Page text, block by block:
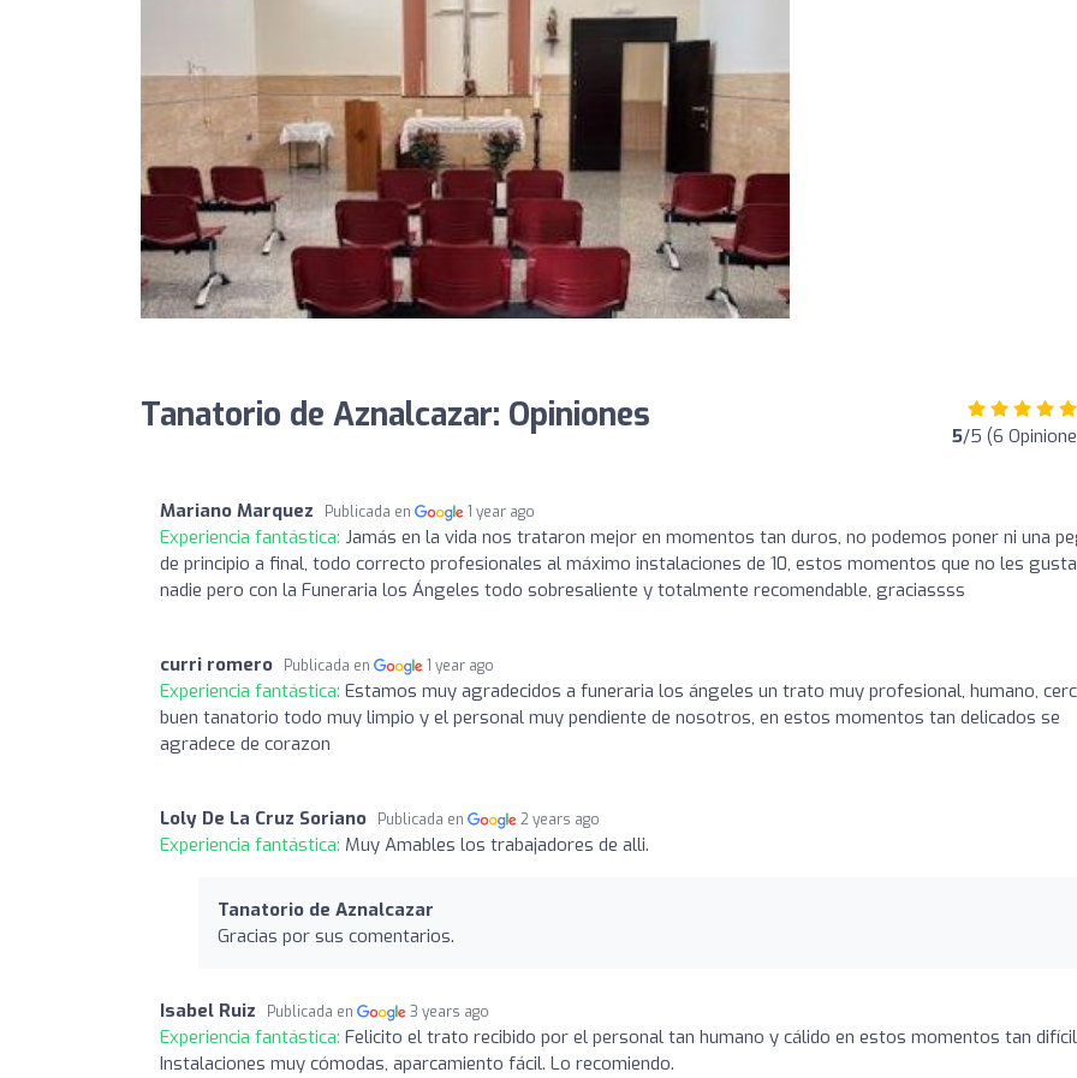
Tanatorio de Aznalcazar: Opiniones 5/5 (6
Mariano Marquez Publicada en 1 year ago
Experiencia fantástica: Jamás en la vida nos trataron mejor en momentos tan duros, no podemos poner ni una
de principio a final, todo correcto profesionales al máximo instalaciones de 10, estos momentos que no les
nadie pero con la Funeraria los Ángeles todo sobresaliente y totalmente recomendable, graciassss
curri romero Publicada en 1 year ago
Experiencia fantástica: Estamos muy agradecidos a funeraria los ángeles un trato muy profesional, humano,
buen tanatorio todo muy limpio y el personal muy pendiente de nosotros, en estos momentos tan delicados se
agradece de corazon
Loly De La Cruz Soriano Publicada en 2 years ago
Experiencia fantástica: Muy Amables los trabajadores de alli.
Tanatorio de Aznalcazar
Gracias por sus comentarios.
Isabel Ruiz Publicada en 3 years ago
Experiencia fantástica: Felicito el trato recibido por el personal tan humano y cálido en estos momentos tan
Instalaciones muy cómodas, aparcamiento fácil. Lo recomiendo.